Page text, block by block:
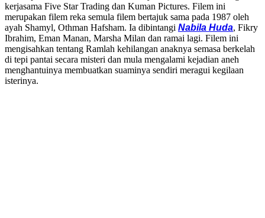
kerjasama Five Star Trading dan Kuman Pictures. Filem ini
merupakan filem reka semula filem bertajuk sama pada 1987 oleh
ayah Shamyl, Othman Hafsham. Ia dibintangi Nabila Huda, Fikry
Ibrahim, Eman Manan, Marsha Milan dan ramai lagi. Filem ini
mengisahkan tentang Ramlah kehilangan anaknya semasa berkelah
di tepi pantai secara misteri dan mula mengalami kejadian aneh
menghantuinya membuatkan suaminya sendiri meragui kegilaan
isterinya.